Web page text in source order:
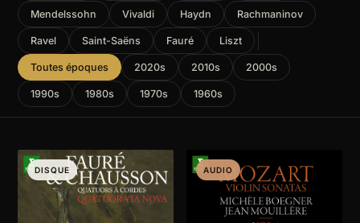
Mendelssohn Vivaldi Haydn Rachmaninov
Ravel Saint-Saëns Fauré Liszt
Toutes époques 2020s 2010s 2000s
1990s 1980s 1970s 1960s
DISQUE AUDIO